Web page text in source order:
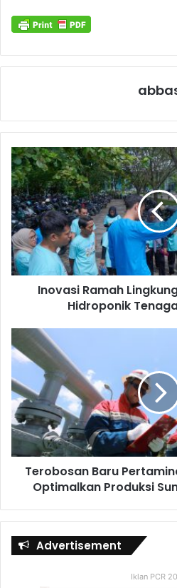
Inovasi Ramah
Hidroponik
Terobosan Baru
Optimalkan Produksi
Advertisement
Iklan PCR